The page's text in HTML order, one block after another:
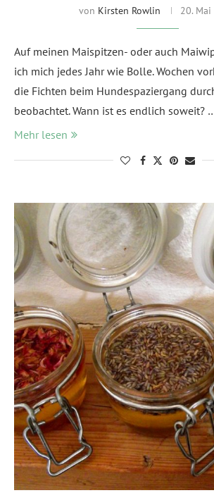
von Kirsten Rowlin 20.
Auf meinen Maispitzen- oder auch
ich mich jedes Jahr wie Bolle. Wochen
die Fichten beim Hundespaziergang
beobachtet. Wann ist es endlich soweit?
Mehr lesen